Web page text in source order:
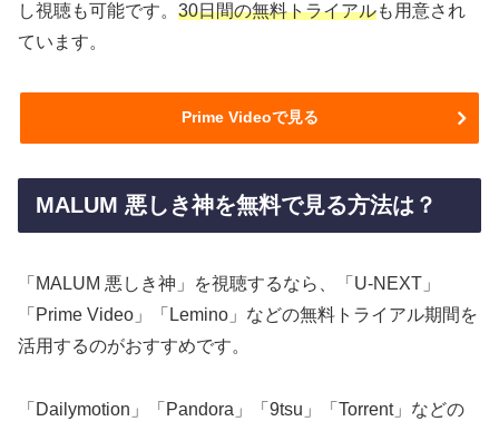
し視聴も可能です。 30日間の無料トライアルも用意され
ています。
Prime Videoで見る
MALUM 悪しき神を無料で見る方法は？
「MALUM 悪しき神」を視聴するなら、「U-NEXT」
「Prime Video」「Lemino」などの無料トライアル期間を
活用するのがおすすめです。
「Dailymotion」「Pandora」「9tsu」「Torrent」などの